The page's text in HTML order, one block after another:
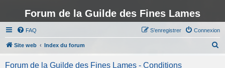
Forum de la Guilde des Fines Lames
FAQ Connexion
S’enregistrer
Site web Index du forum
Forum de la Guilde des Fines Lames - Conditions